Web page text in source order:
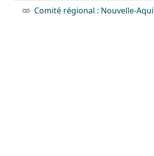
Comité régional : Nouvelle-